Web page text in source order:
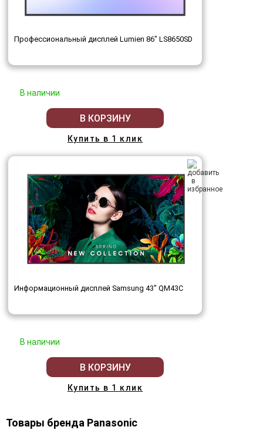
Профессиональный дисплей Lumien 86" LS8650SD
В наличии
В КОРЗИНУ
Купить в 1 клик
Информационный дисплей Samsung 43" QM43C
В наличии
В КОРЗИНУ
Купить в 1 клик
Товары бренда Panasonic